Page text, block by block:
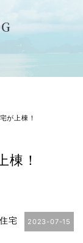
が上棟！
棟！
2023-07-15
宅